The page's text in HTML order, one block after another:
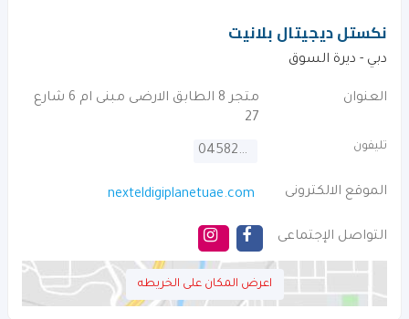
نكستل ديجيتال بلانيت
دبي - ديرة السوق
العنوان
متجر 8 الطابق الارضى مبنى ام 6 شارع
27
تليفون 045820201
الموقع الالكترونى nexteldigiplanetuae.com
التواصل الإجتماعى
اعرض المكان على الخريطه